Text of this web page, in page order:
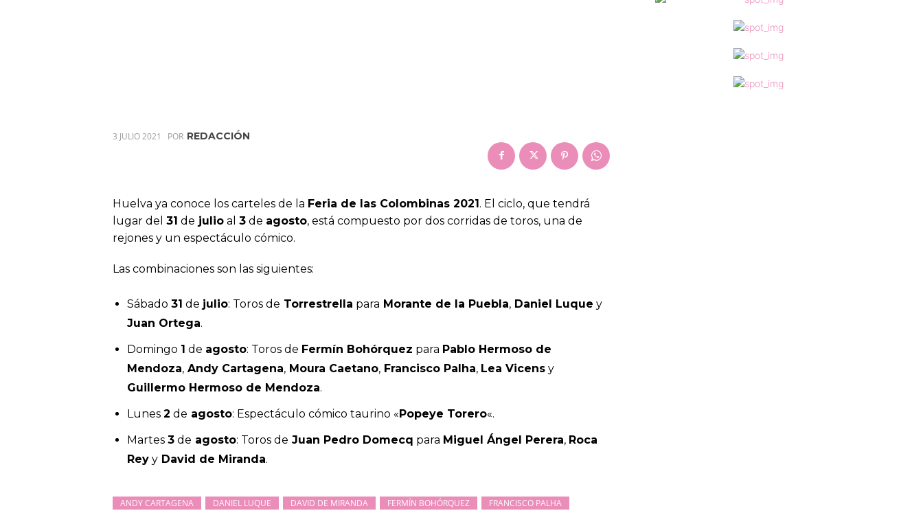
3 JULIO 2021 POR REDACCIÓN
Huelva ya conoce los carteles de la Feria de las Colombinas 2021 . El ciclo, que tendrá
lugar del 31 de julio al 3 de agosto, está compuesto por dos corridas de toros, una de
rejones y un espectáculo cómico.
Las combinaciones son las siguientes:
Sábado 31 de julio: Toros de Torrestrella para Morante de la Puebla, Daniel Luque y
Juan Ortega.
Domingo 1 de agosto: Toros de Fermín Bohórquez para Pablo Hermoso de
Mendoza, Andy Cartagena, Moura Caetano, Francisco Palha, Lea Vicens y
Guillermo Hermoso de Mendoza.
Lunes 2 de agosto: Espectáculo cómico taurino « Popeye Torero«.
Martes 3 de agosto: Toros de Juan Pedro Domecq para Miguel Ángel Perera, Roca
Rey y David de Miranda.
ANDY CARTAGENA DANIEL LUQUE DAVID DE MIRANDA FERMÍN BOHÓRQUEZ
FRANCISCO PALHA